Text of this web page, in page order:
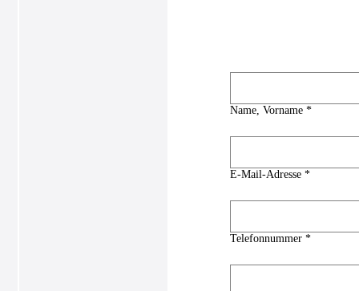
Name, Vorname *
E-Mail-Adresse *
Telefonnummer *